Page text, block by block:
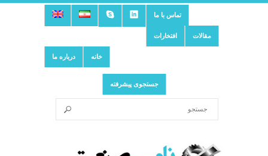
تماس با ما
افتخارات مقالات
درباره ما خانه
جستجوی پیشرفته